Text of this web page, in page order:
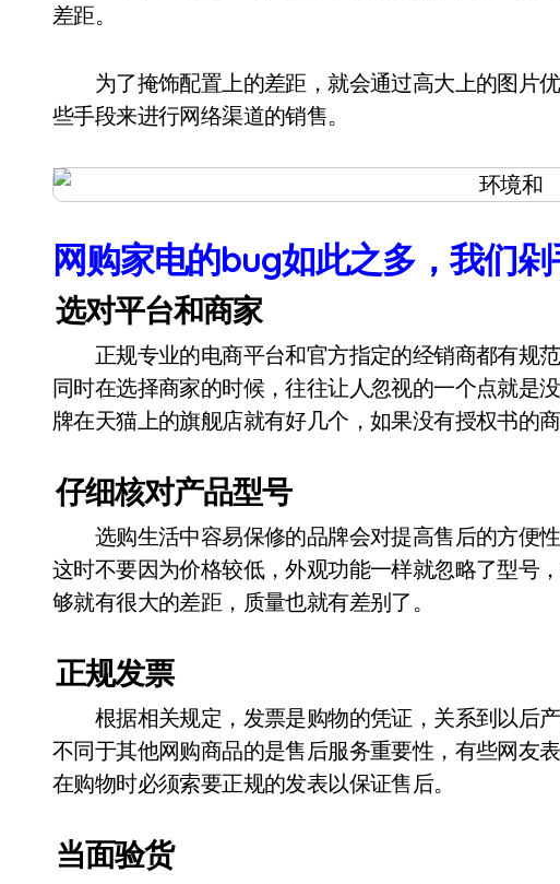
差距。
为了掩饰配置上的差距，就会通过高大上的图片
些手段来进行网络渠道的销售。
网购家电的bug如此之多，我们
选对平台和商家
正规专业的电商平台和官方指定的经销商都有规范
同时在选择商家的时候，往往让人忽视的一个点就是
牌在天猫上的旗舰店就有好几个，如果没有授权书的
仔细核对产品型号
选购生活中容易保修的品牌会对提高售后的方便
这时不要因为价格较低，外观功能一样就忽略了型号
够就有很大的差距，质量也就有差别了。
正规发票
根据相关规定，发票是购物的凭证，关系到以后
不同于其他网购商品的是售后服务重要性，有些网友
在购物时必须索要正规的发表以保证售后。
当面验货